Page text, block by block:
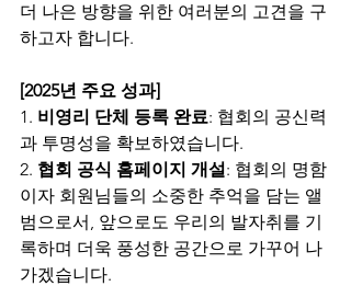
더 나은 방향을 위한 여러분의 고견을 구
하고자 합니다.
[2025년 주요 성과]
1. 비영리 단체 등록 완료: 협회의 공신력
과 투명성을 확보하였습니다.
2. 협회 공식 홈페이지 개설: 협회의 명함
이자 회원님들의 소중한 추억을 담는 앨
범으로서, 앞으로도 우리의 발자취를 기
록하며 더욱 풍성한 공간으로 가꾸어 나
가겠습니다.